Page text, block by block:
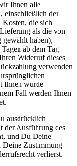
Ihnen alle
einschließlich der
Kosten, die sich
als die von
gewählt haben),
ab dem Tag
Widerruf dieses
verwenden
Ihnen wurde
Fall werden Ihnen
ausdrücklich
der Ausführung des
und Du Deine
Deine Zustimmung
verlierst.